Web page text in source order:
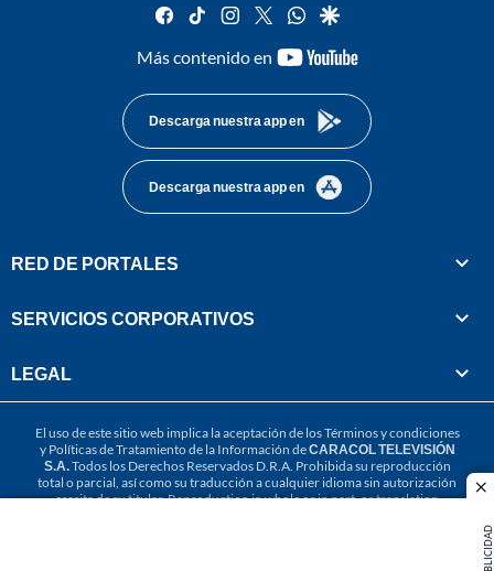
PUBLICIDAD
facebook
tiktok instagram
twitterwhatsapp
google
Más contenido en
youtube-
Descarga nuestra app en
Descarga nuestra app en
RED DE PORTALES
SERVICIOS CORPORATIVOS
LEGAL
El uso de este sitio web implica la aceptación de losTérminos y condiciones
y Políticas de Tratamiento de la Información deCARACOL TELEVISIÓN
S.A.Todos los Derechos Reservados D.R.A. Prohibida su reproducción
total o parcial, así como su traducción a cualquier idioma sin autorización
escrita de su titular. Reproduction in whole or in part, or translation